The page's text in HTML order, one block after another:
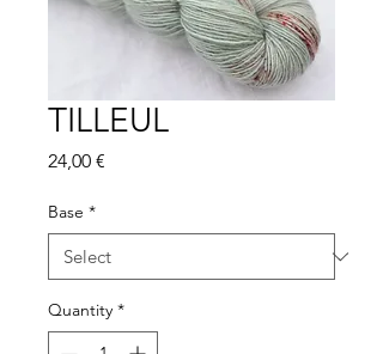
TILLEUL
24,00 €
Base *
Quantity *